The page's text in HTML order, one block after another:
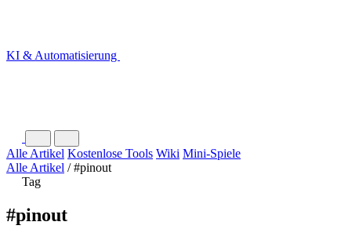
KI & Automatisierung
Alle Artikel Kostenlose Tools Wiki Mini-Spiele
Alle Artikel / #pinout
Tag
#pinout